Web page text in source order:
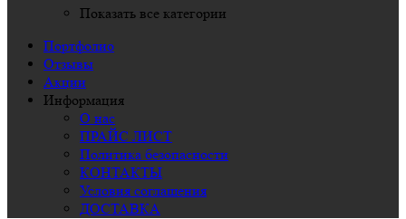
Показать все категории
Портфолио
Отзывы
Акции
Информация
О нас
ПРАЙС ЛИСТ
Политика безопасности
КОНТАКТЫ
Условия соглашения
ДОСТАВКА